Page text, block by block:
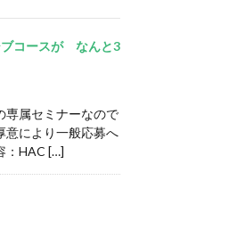
ブコースが なんと3
専属セミナーなので
により一般応募へ
：HAC […]